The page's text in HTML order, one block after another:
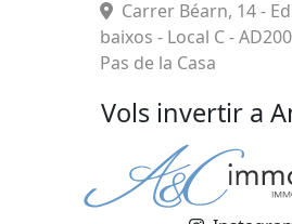
Carrer Béarn, 14 -
baixos - Local C - AD200
Pas de la Casa
Vols invertir a